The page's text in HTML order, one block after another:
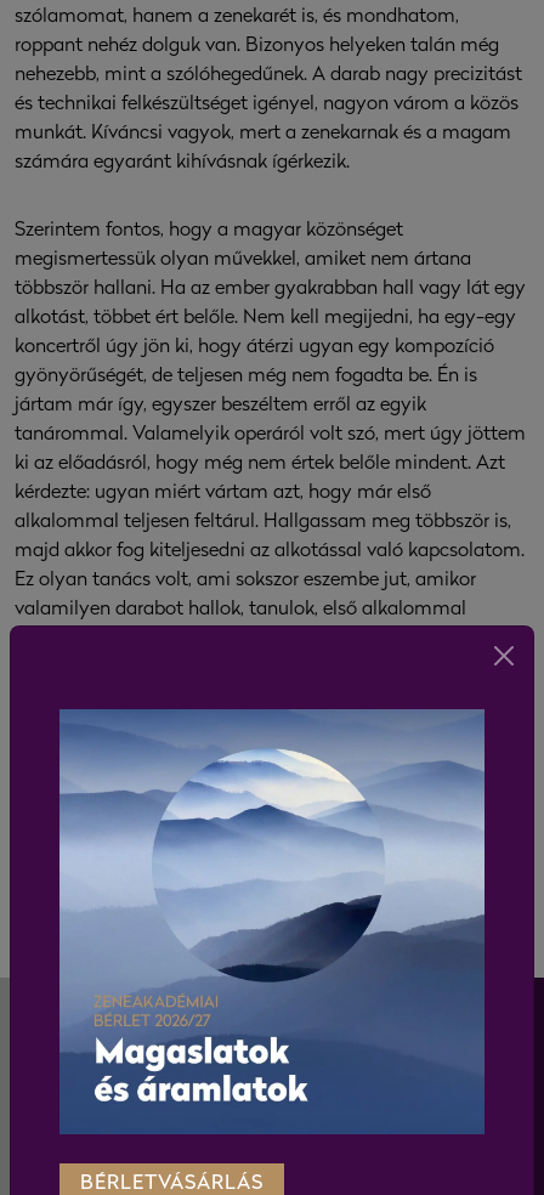
szólamomat, hanem a zenekarét is, és mondhatom,
roppant nehéz dolguk van. Bizonyos helyeken talán még
nehezebb, mint a szólóhegedűnek. A darab nagy precizitást
és technikai felkészültséget igényel, nagyon várom a közös
munkát. Kíváncsi vagyok, mert a zenekarnak és a magam
számára egyaránt kihívásnak ígérkezik.
Szerintem fontos, hogy a magyar közönséget
megismertessük olyan művekkel, amiket nem ártana
többször hallani. Ha az ember gyakrabban hall vagy lát egy
alkotást, többet ért belőle. Nem kell megijedni, ha egy-egy
koncertről úgy jön ki, hogy átérzi ugyan egy kompozíció
gyönyörűségét, de teljesen még nem fogadta be. Én is
jártam már így, egyszer beszéltem erről az egyik
tanárommal. Valamelyik operáról volt szó, mert úgy jöttem
ki az előadásról, hogy még nem értek belőle mindent. Azt
kérdezte: ugyan miért vártam azt, hogy már első
alkalommal teljesen feltárul. Hallgassam meg többször is,
majd akkor fog kiteljesedni az alkotással való kapcsolatom.
Ez olyan tanács volt, ami sokszor eszembe jut, amikor
valamilyen darabot hallok, tanulok, első alkalommal
kattintva olvasható.
HÍRLEVÉL
programjairól és koncertjeiről!
BÉRLETVÁSÁRLÁS